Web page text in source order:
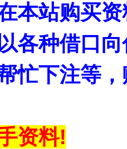
本站购买
各种借口
忙下注等
资料!